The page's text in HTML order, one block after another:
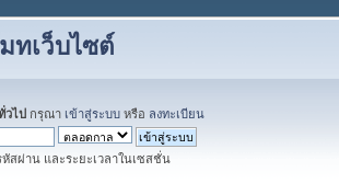
ทเว็บไซต์
ไป กรุณา เข้าสู่ระบบ หรือ ลงทะเบียน
สผ่าน และระยะเวลาในเซสชั่น